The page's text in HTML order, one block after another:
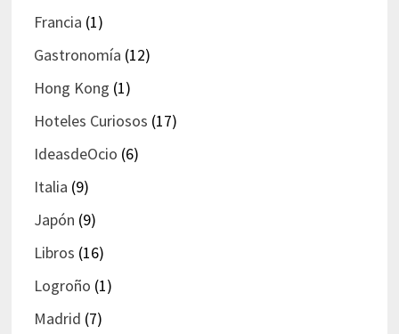
Francia (1)
Gastronomía (12)
Hong Kong (1)
Hoteles Curiosos (17)
IdeasdeOcio (6)
Italia (9)
Japón (9)
Libros (16)
Logroño (1)
Madrid (7)